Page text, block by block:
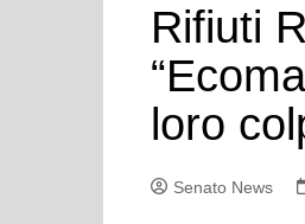
Rifiuti
loro
Senato News